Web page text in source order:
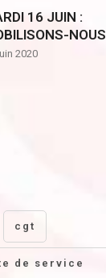
16 JUIN :
NOUS
2020
cgt
de service